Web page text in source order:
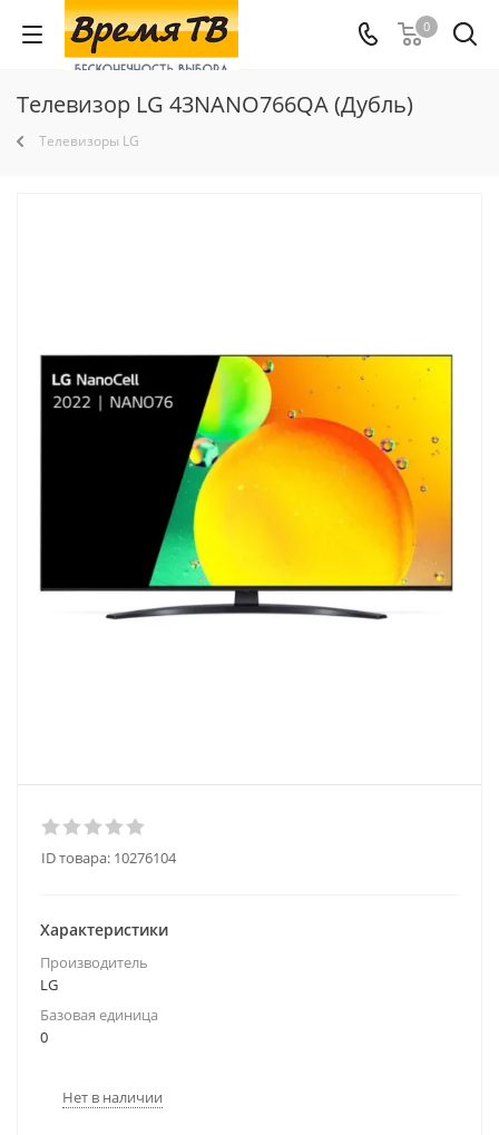
0
Телевизор LG 43NANO766QA (Дубль)
Телевизоры LG
ID товара: 10276104
Характеристики
Производитель
LG
Базовая единица
0
Нет в наличии